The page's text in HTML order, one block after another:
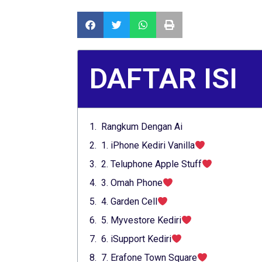
DAFTAR ISI
Rangkum Dengan Ai
1. iPhone Kediri Vanilla
2. Teluphone Apple Stuff
3. Omah Phone
4. Garden Cell
5. Myvestore Kediri
6. iSupport Kediri
7. Erafone Town Square